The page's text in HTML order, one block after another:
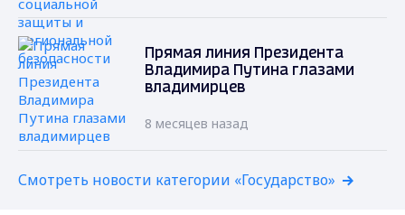
Прямая линия Президента
Владимира Путина глазами
владимирцев
8 месяцев назад
Смотреть новости категории «Государство»